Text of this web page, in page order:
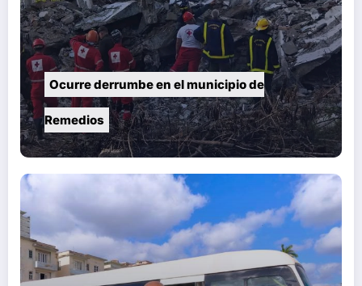
Ocurre derrumbe en el municipio de
Remedios